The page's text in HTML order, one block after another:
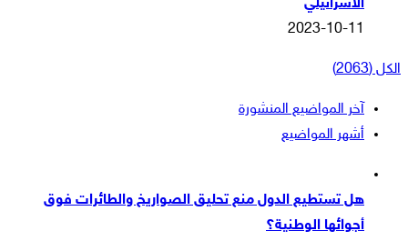
الاسرائيلي
2023-10-11
الكل (2063)
آخر المواضيع المنشورة
أشهر المواضيع
هل تستطيع الدول منع تحليق الصواريخ والطائرات فوق
أجوائها الوطنية؟